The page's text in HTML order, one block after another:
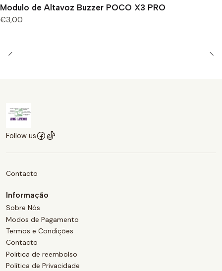
Modulo de Altavoz Buzzer POCO X3 PRO
€3,00
Follow us
Contacto
Informação
Sobre Nós
Modos de Pagamento
Termos e Condições
Contacto
Politica de reembolso
Política de Privacidade